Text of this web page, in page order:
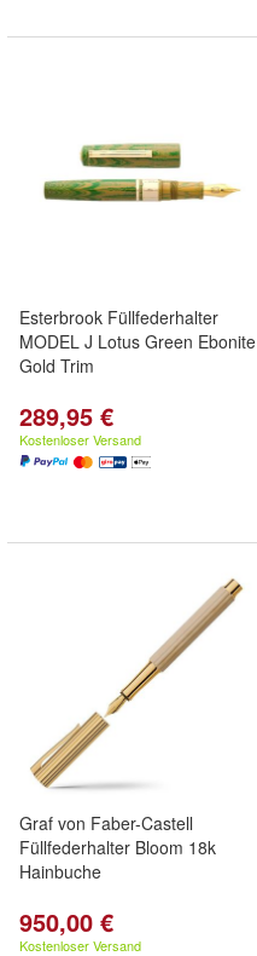
Esterbrook Füllfederhalter
MODEL J Lotus Green Ebonite
Gold Trim
289,95 €
Kostenloser Versand
Graf von Faber-Castell
Füllfederhalter Bloom 18k
Hainbuche
950,00 €
Kostenloser Versand